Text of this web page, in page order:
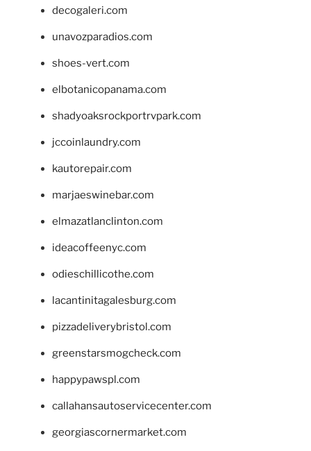
decogaleri.com
unavozparadios.com
shoes-vert.com
elbotanicopanama.com
shadyoaksrockportrvpark.com
jccoinlaundry.com
kautorepair.com
marjaeswinebar.com
elmazatlanclinton.com
ideacoffeenyc.com
odieschillicothe.com
lacantinitagalesburg.com
pizzadeliverybristol.com
greenstarsmogcheck.com
happypawspl.com
callahansautoservicecenter.com
georgiascornermarket.com